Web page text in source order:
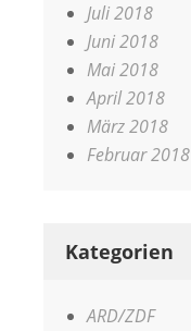
Juli 2018
Juni 2018
Mai 2018
April 2018
März 2018
Februar 2018
Kategorien
ARD/ZDF